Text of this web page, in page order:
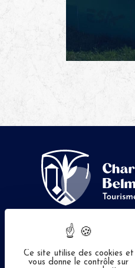
Contactez-
Ce site utilise des cookies et
vous donne le contrôle sur